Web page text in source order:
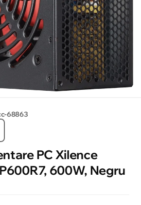
68863
PC Xilence
600W, Negru